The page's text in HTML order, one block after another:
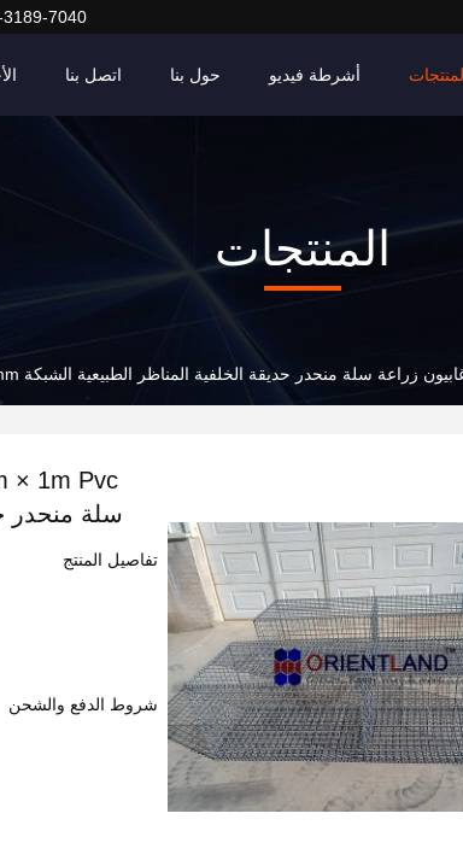
7040
أشرطة فيديو حول بنا اتصل بنا
المنتجات
سلة منحدر
تفاصيل المنتج
شروط الدفع والشحن